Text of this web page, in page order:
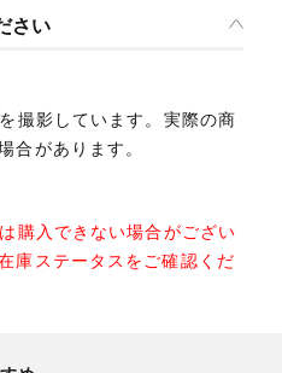
さい
撮影しています。実際の商
合があります。
購入できない場合がござい
庫ステータスをご確認くだ